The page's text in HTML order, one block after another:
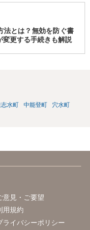
法とは？無効を防ぐ書
変更する手続きも解説
水町 中能登町
穴水町
意見・ご要望
用規約
ライバシーポリシー